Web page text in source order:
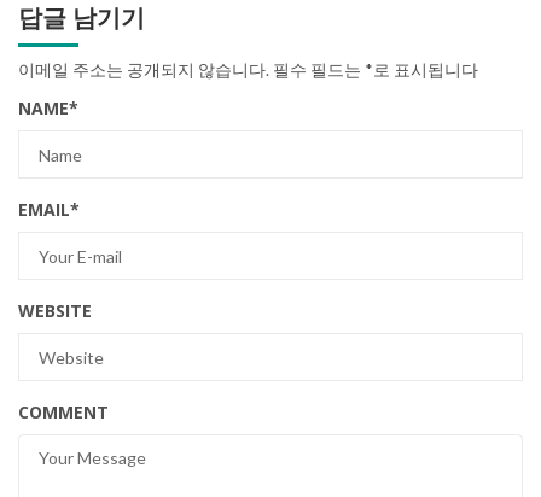
답글 남기기
이메일 주소는 공개되지 않습니다. 필수 필드는 *로 표시됩니다
NAME*
EMAIL*
WEBSITE
COMMENT